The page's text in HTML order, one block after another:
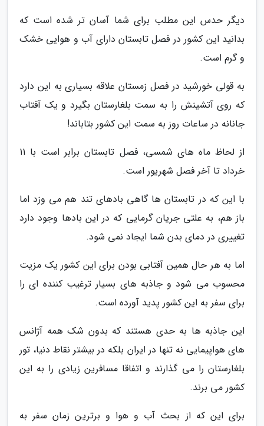
دیگر حدس این مطلب برای شما آسان تر شده است که
بدانید این کشور در فصل تابستان دارای آب و هوایی خشک
و گرم است.
به قولی خورشید در فصل زمستان علاقه بسیاری به این دارد
که روی آتشینش را به سمت بلغارستان بگیرد و یک آفتاب
جانانه در ساعات روز به سمت این کشور بتاباند!
از لحاظ ماه های شمسی، فصل تابستان برابر است با 11
خرداد تا آخر فصل شهریور است.
با این که در تابستان ها گاهی بادهای تند هم می وزد اما
باز هم، به علتی جریان گرمایی که در این بادها وجود دارد
تغییری در دمای بدن شما ایجاد نمی شود.
اما به هر حال همین آفتابی بودن برای این کشور یک مزیت
محسوب می شود و جاذبه های بسیار ترغیب کننده ای را
برای سفر به این کشور پدید آورده است.
این جاذبه ها به حدی هستند که بدون شک همه آژانس
های هواپیمایی نه تنها در ایران بلکه در بیشتر نقاط دنیا، تور
بلغارستان را می گذارند و اتفاقا مسافرین زیادی را به این
کشور می برند.
برای این که از بحث آب و هوا و برترین زمان سفر به